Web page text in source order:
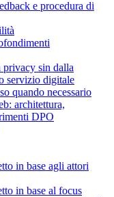
e procedura di
privacy sin dalla
servizio digitale
quando necessario
architettura,
DPO
in base agli attori
in base al focus